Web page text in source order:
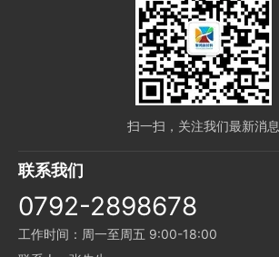
扫一扫，关注我们最新消息
联系我们
0792-2898678
工作时间：周一至周五 9:00-18:00